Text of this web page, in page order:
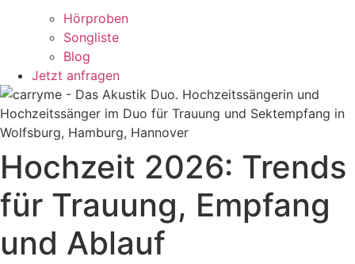
Hörproben
Songliste
Blog
Jetzt anfragen
Hochzeit 2026: Trends
für Trauung, Empfang
und Ablauf